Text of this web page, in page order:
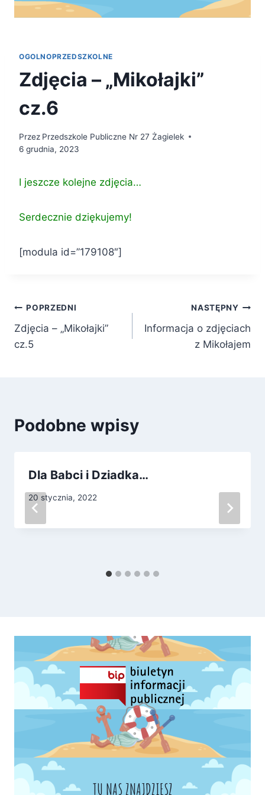
OGOLNOPRZEDSZKOLNE
Zdjęcia – „Mikołajki”
cz.6
Przez Przedszkole Publiczne Nr 27 Żagielek
6 grudnia, 2023
I jeszcze kolejne zdjęcia…
Serdecznie dziękujemy!
[modula id=”179108″]
Nawigacja
wpisu
POPRZEDNI
Zdjęcia – „Mikołajki”
cz.5
NASTĘPNY
Informacja o zdjęciach
z Mikołajem
Podobne wpisy
Dla Babci i Dziadka…
20 stycznia, 2022
TU NAS ZNAJDZIESZ